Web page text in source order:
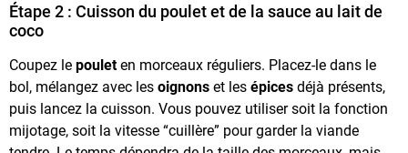
Étape 2 : Cuisson du poulet et de la sauce au lait de
coco
Coupez le pouleten morceaux réguliers. Placez-le dans le
bol, mélangez avec les oignons et les épices déjà présents,
puis lancez la cuisson. Vous pouvez utiliser soit la fonction
mijotage, soit la vitesse “cuillère” pour garder la viande